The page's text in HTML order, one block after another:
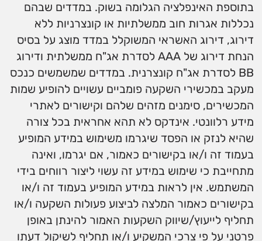
בתוספת האינפלציה הגלומה בשוק. במדדים שבהם
נכללות אגרות חוב ממשלתיות או קונצרניות ללא
דירוג, דירוג האשראי המשוקלל במדד מוצג על בסיס
הנחת דירוג של AAA לסדרת אג"ח ממשלתית ודירוג
BB לסדרת אג"ח קונצרנית. במדדים שמשמשים כנכס
מעקב במכשירי השקעה פומביים עשויים להופיע שמות
המכשירים, סימנים מזהים שלהם וקישורים לאתרי
מידע רלוונטי. אינדקס לא תהא אחראית בכל צורה
שהיא לנזק או הפסד שיגרמו משימוש במידע המופיע
בעמוד זה ו/או בקישורים כאמור, אם יגרמו, ואינה
מתחייבת כי שימוש במידע זה עשוי ליצור רווחים בידי
המשתמש. אין לראות במידע המופיע בעמוד זה ו/או
בקישורים כאמור המלצה לביצוע פעולות השקעה ו/או
תחליף לייעוץ/שיווק השקעות האמור להינתן באופן
פרטני על פי צרכי המשקיע ו/או תחליף לשיקול דעתו